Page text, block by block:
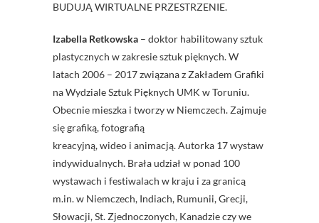
BUDUJĄ WIRTUALNE PRZESTRZENIE.
Izabella Retkowska – doktor habilitowany sztuk
plastycznych w zakresie sztuk pięknych. W
latach 2006 – 2017 związana z Zakładem Grafiki
na Wydziale Sztuk Pięknych UMK w Toruniu.
Obecnie mieszka i tworzy w Niemczech. Zajmuje
się grafiką, fotografią
kreacyjną, wideo i animacją. Autorka 17 wystaw
indywidualnych. Brała udział w ponad 100
wystawach i festiwalach w kraju i za granicą
m.in. w Niemczech, Indiach, Rumunii, Grecji,
Słowacji, St. Zjednoczonych, Kanadzie czy we